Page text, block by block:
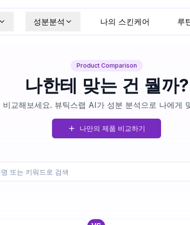
성분분석 나의 스킨케어 루
Product Comparison
나한테 맞는 건 뭘까?
비교해보세요. 뷰틱스랩 AI가 성분 분석으로 나에게
나만의 제품 비교하기